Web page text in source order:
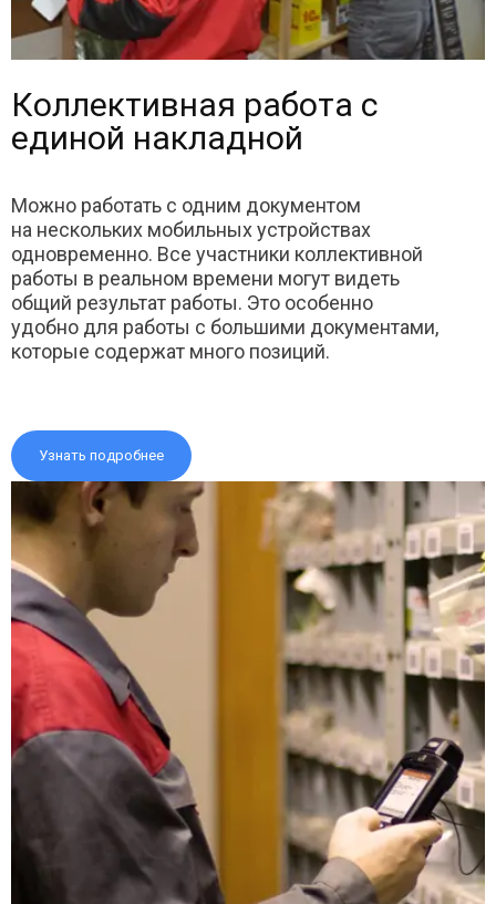
Коллективная работа с
единой накладной
Можно работать с одним документом
на нескольких мобильных устройствах
одновременно. Все участники коллективной
работы в реальном времени могут видеть
общий результат работы. Это особенно
удобно для работы с большими документами,
которые содержат много позиций.
Узнать подробнее